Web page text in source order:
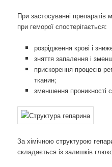
При застосуванні препаратів
при геморої спостерігається:
розрідження крові і
зняття запалення і
прискорення процесів
тканин;
зменшення проникності
За хімічною структурою
складається із залишків